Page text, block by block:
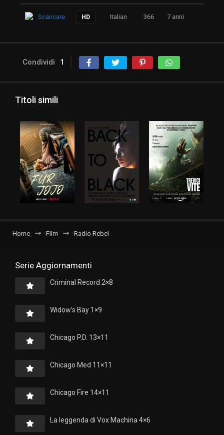
Scaricare HD Italian 366 7 anni
Condividi 1
Titoli simili
Home Film Radio Rebel
Serie Aggiornamenti
Criminal Record 2×8
Widow’s Bay 1×9
Chicago P.D. 13×11
Chicago Med 11×11
Chicago Fire 14×11
La leggenda di Vox Machina 4×6